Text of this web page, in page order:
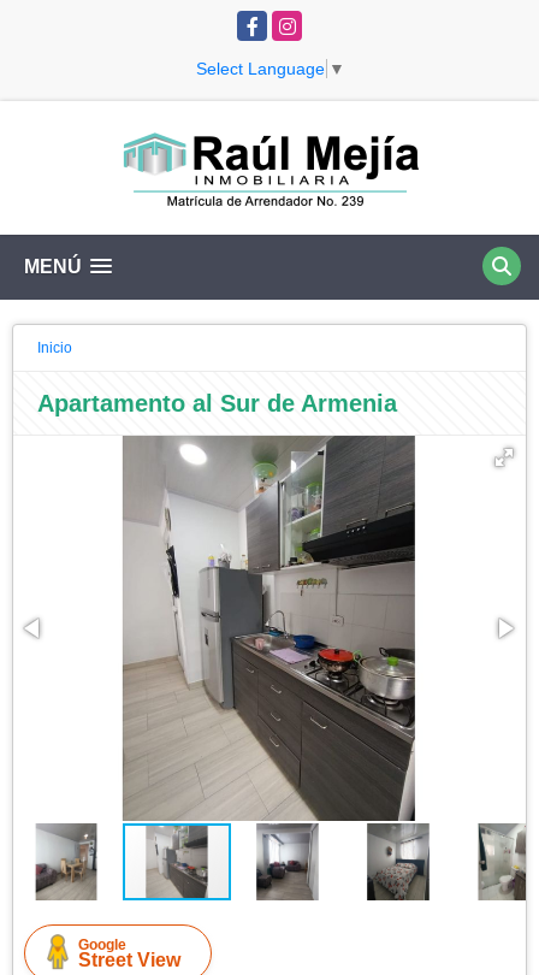
FacebookInstagram
Select Language ▼
MENÚ
Inicio
Apartamento al Sur de Armenia
Google
Street View